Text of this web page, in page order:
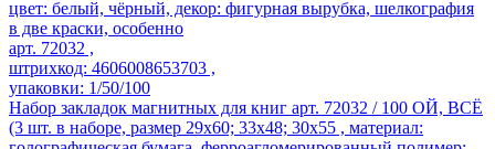
арт. 72032 ,
штрихкод: 4606008653703 ,
упаковки: 1/50/100
Набор закладок магнитных для книг арт. 72032 / 100 ОЙ, ВСЁ
(3 шт. в наборе, размер 29x60; 33x48; 30x55 , материал: